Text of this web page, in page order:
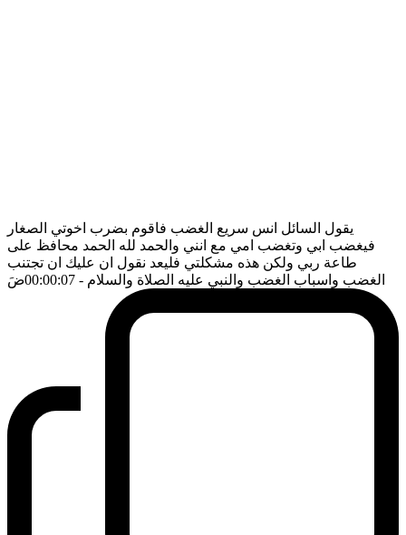
يقول السائل انس سريع الغضب فاقوم بضرب اخوتي الصغار
فيغضب ابي وتغضب امي مع انني والحمد لله الحمد محافظ على
طاعة ربي ولكن هذه مشكلتي فليعد نقول ان عليك ان تجتنب
الغضب واسباب الغضب والنبي عليه الصلاة والسلام - 00:00:07 ضَ